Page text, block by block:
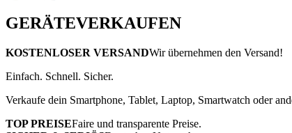
GERÄTEVERKAUFEN
KOSTENLOSER VERSANDWir übernehmen den Versand!
Einfach. Schnell. Sicher.
Verkaufe dein Smartphone, Tablet, Laptop, Smartwatch oder
TOP PREISEFaire und transparente Preise.